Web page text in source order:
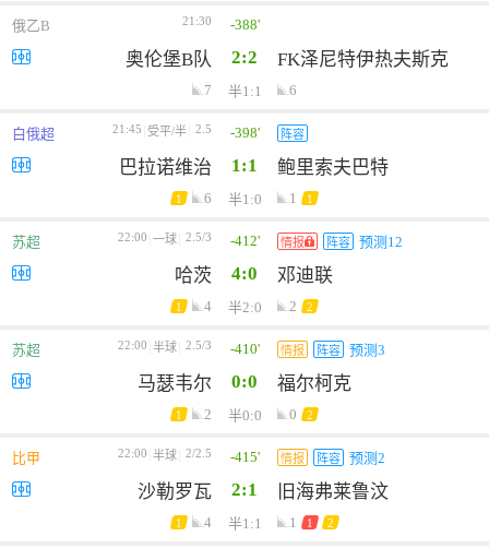
俄乙B 21:30 -388'
奥伦堡B队 2:2 FK泽尼特伊热夫斯克
7 半1:1 6
白俄超 21:45 受平/半 2.5 -398' 阵容
巴拉诺维治 1:1 鲍里索夫巴特
1 6 半1:0 1 1
苏超 22:00 一球 2.5/3 -412' 情报 阵容 预测12
哈茨 4:0 邓迪联
1 4 半2:0 2 2
苏超 22:00 半球 2.5/3 -410' 情报 阵容 预测3
马瑟韦尔 0:0 福尔柯克
1 2 半0:0 0 2
比甲 22:00 半球 2/2.5 -415' 情报 阵容 预测2
沙勒罗瓦 2:1 旧海弗莱鲁汶
1 4 半1:1 1 1 2